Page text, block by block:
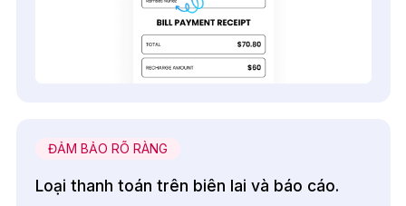
ĐẢM BẢO RÕ RÀNG
Loại thanh toán trên biên lai và báo cáo.